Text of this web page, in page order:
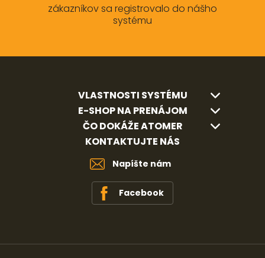
zákazníkov sa registrovalo do nášho
systému
VLASTNOSTI SYSTÉMU
E-SHOP NA PRENÁJOM
ČO DOKÁŽE ATOMER
KONTAKTUJTE NÁS
Napíšte nám
Facebook